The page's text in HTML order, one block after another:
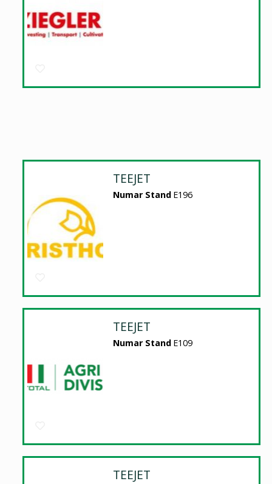
TEEJET
Numar Stand E196
TEEJET
Numar Stand E109
TEEJET